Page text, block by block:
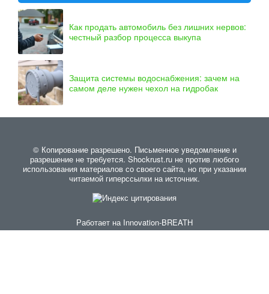
Как продать автомобиль без лишних нервов:
честный разбор процесса выкупа
Защита системы водоснабжения: зачем на
самом деле нужен чехол на гидробак
© Копирование разрешено. Письменное уведомление и
разрешение не требуется. Shockrust.ru не против любого
использования материалов со своего сайта, но при указании
читаемой гиперссылки на источник.
Работает на Innovation-BREATH